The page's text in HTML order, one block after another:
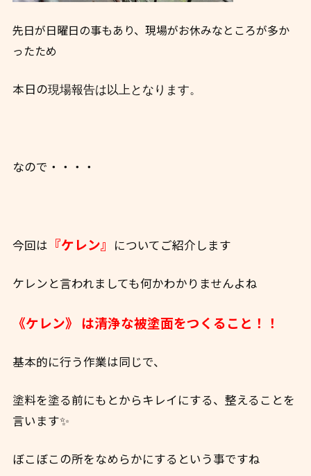
先日が日曜日の事もあり、現場がお休みなところが多か
ったため
本日の現場報告は以上となります。
なので・・・・
今回は 『ケレン』 についてご紹介します
ケレンと言われましても何かわかりませんよね
《ケレン》 は清浄な被塗面をつくること！！
基本的に行う作業は同じで、
塗料を塗る前にもとからキレイにする、整えることを
言います✨
ぼこぼこの所をなめらかにするという事ですね